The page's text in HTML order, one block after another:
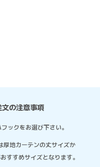
の注意事項
ックをお選び下さい。
厚地カーテンの丈サイズか
すすめサイズとなります。